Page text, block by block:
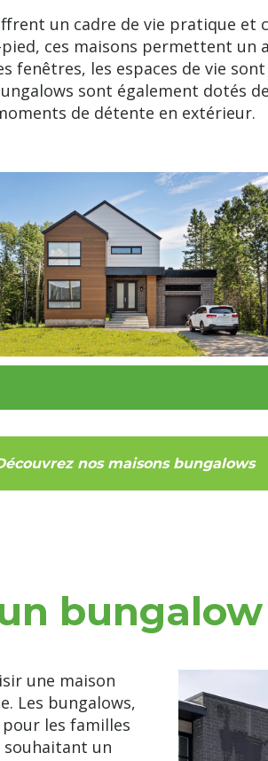
un cadre de vie pratique
ces maisons permettent un
fenêtres, les espaces de vie
sont également dotés
de détente en extérieur.
nos maisons bungalows
une maison
Les bungalows,
les familles
souhaitant un